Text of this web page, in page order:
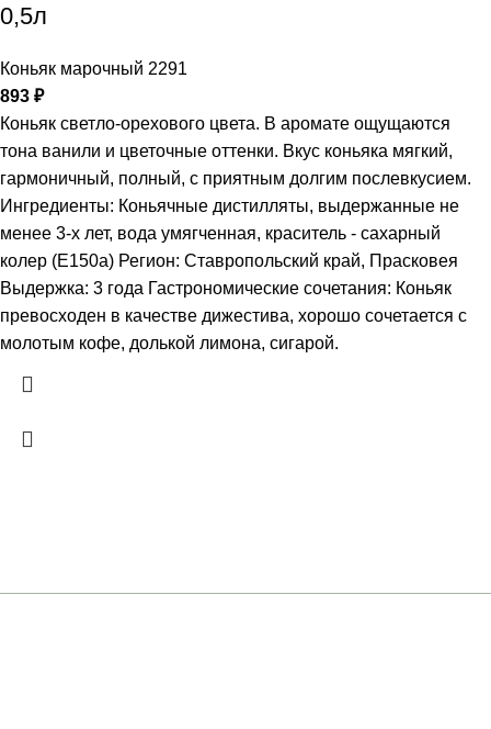
0,5л
Коньяк марочный 2291
893 ₽
Коньяк светло-орехового цвета. В аромате ощущаются
тона ванили и цветочные оттенки. Вкус коньяка мягкий,
гармоничный, полный, с приятным долгим послевкусием.
Ингредиенты: Коньячные дистилляты, выдержанные не
менее 3-х лет, вода умягченная, краситель - сахарный
колер (Е150а) Регион: Ставропольский край, Прасковея
Выдержка: 3 года Гастрономические сочетания: Коньяк
превосходен в качестве дижестива, хорошо сочетается с
молотым кофе, долькой лимона, сигарой.